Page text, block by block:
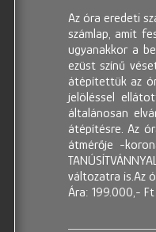
Az óra eredeti
számlap, amit
ugyanakkor a
ezüst színű
átépítettük az
jelöléssel
általánosan
átépítésre. Az
átmérője -
változatra is.Az
Ára: 199.000,- Ft